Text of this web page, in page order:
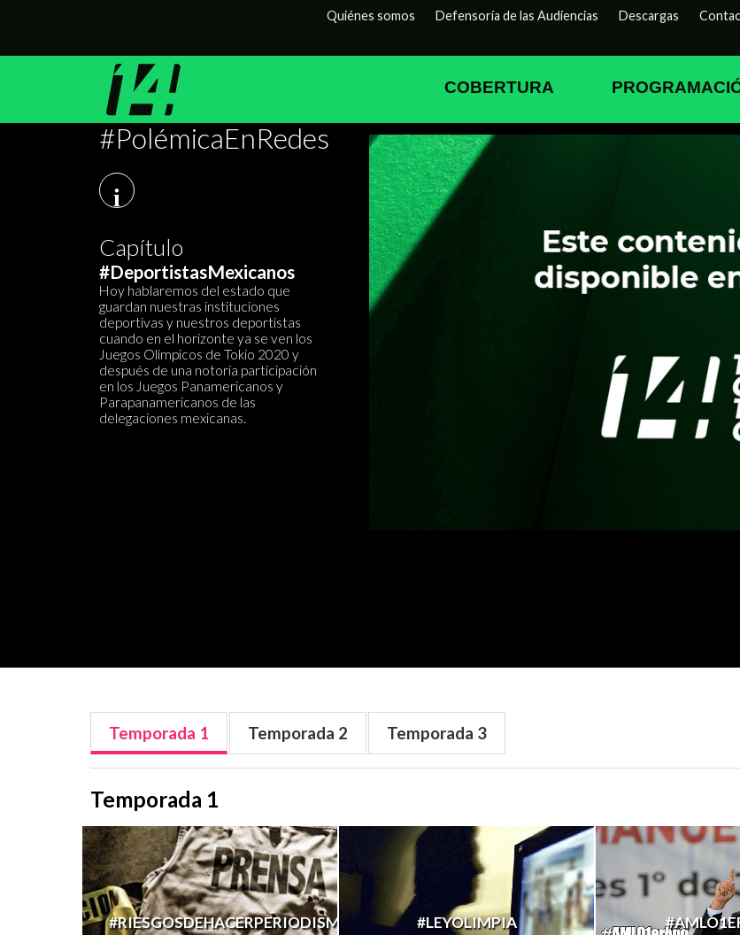
Quiénes somos Defensoría de las Audiencias Descargas
COBERTURA
#PolémicaEnRedes
i
Capítulo
#DeportistasMexicanos
Hoy hablaremos del estado que
guardan nuestras instituciones
deportivas y nuestros deportistas
cuando en el horizonte ya se ven los
Juegos Olímpicos de Tokio 2020 y
después de una notoria participación
en los Juegos Panamericanos y
Parapanamericanos de las
delegaciones mexicanas.
Temporada 1 Temporada 2 Temporada 3
Temporada 1
#RIESGOSDEHACERPERIODISMO #LEYOLIMPIA